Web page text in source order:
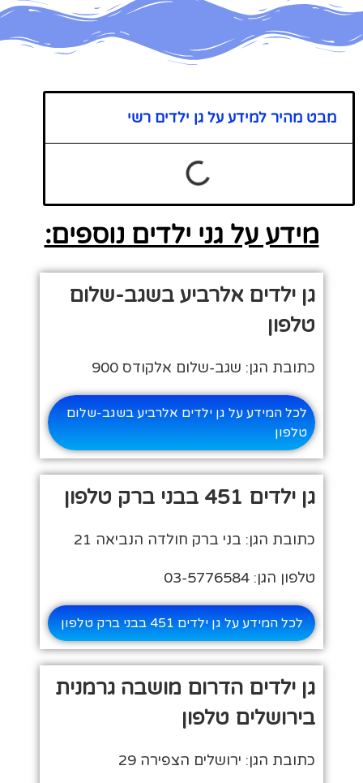
מבט מהיר למידע על גן ילדים רשי
מידע על גני ילדים נוספים:
גן ילדים אלרביע בשגב-שלום
טלפון
כתובת הגן: שגב-שלום אלקודס 900
לכל המידע על גן ילדים אלרביע בשגב-שלום
טלפון
גן ילדים 451 בבני ברק טלפון
כתובת הגן: בני ברק חולדה הנביאה 21
טלפון הגן: 03-5776584
לכל המידע על גן ילדים 451 בבני ברק טלפון
גן ילדים הדרום מושבה גרמנית
בירושלים טלפון
כתובת הגן: ירושלים הצפירה 29